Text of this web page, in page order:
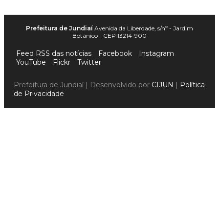
Prefeitura de Jundiaí Avenida da Liberdade, s/nº - Jardim
Botânico - CEP 13214-900
Feed RSS das notícias Facebook
Instagram
YouTube
Flickr Twitter
Prefeitura de Jundiaí | Desenvolvido por CIJUN
Política
de Privacidade